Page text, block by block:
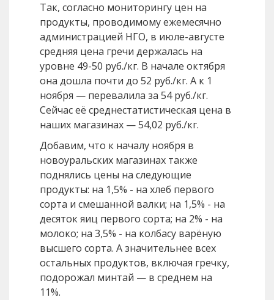
Так, согласно мониторингу цен на
продукты, проводимому ежемесячно
администрацией НГО, в июле-августе
средняя цена гречи держалась на
уровне 49-50 руб./кг. В начале октября
она дошла почти до 52 руб./кг. А к 1
ноября — перевалила за 54 руб./кг.
Сейчас её среднестатистическая цена в
наших магазинах — 54,02 руб./кг.
Добавим, что к началу ноября в
новоуральских магазинах также
поднялись цены на следующие
продукты: на 1,5% - на хлеб первого
сорта и смешанной валки; на 1,5% - на
десяток яиц первого сорта; на 2% - на
молоко; на 3,5% - на колбасу варёную
высшего сорта. А значительнее всех
остальных продуктов, включая гречку,
подорожал минтай — в среднем на
11%.